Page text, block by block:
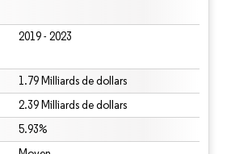
2019 - 2023
1.79 Milliards de dollars
2.39 Milliards de dollars
5.93%